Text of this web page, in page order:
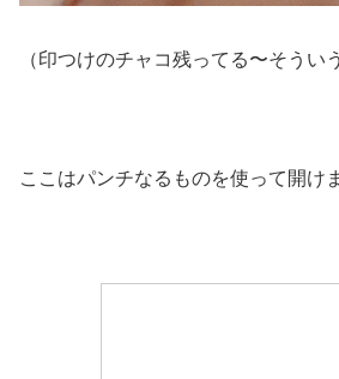
（印つけのチャコ残ってる〜そうい
ここはパンチなるものを使って開け